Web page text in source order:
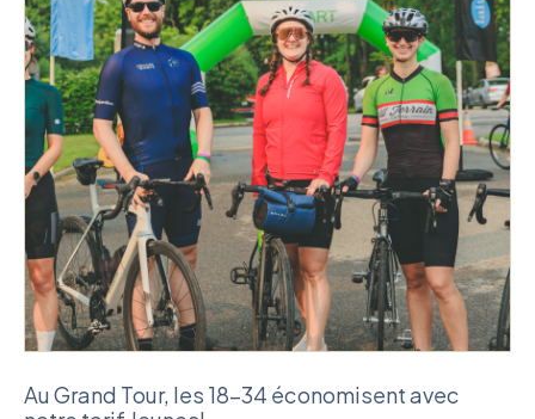
Au Grand Tour, les 18-34 économisent avec